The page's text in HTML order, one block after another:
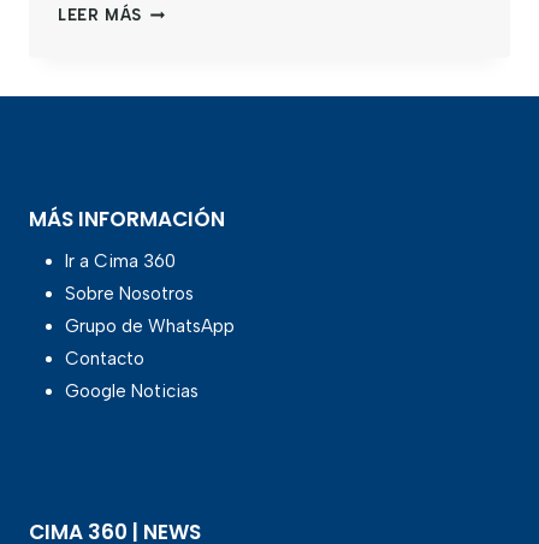
LEER MÁS
MÁS INFORMACIÓN
Ir a Cima 360
Sobre Nosotros
Grupo de WhatsApp
Contacto
Google Noticias
CIMA 360 | NEWS